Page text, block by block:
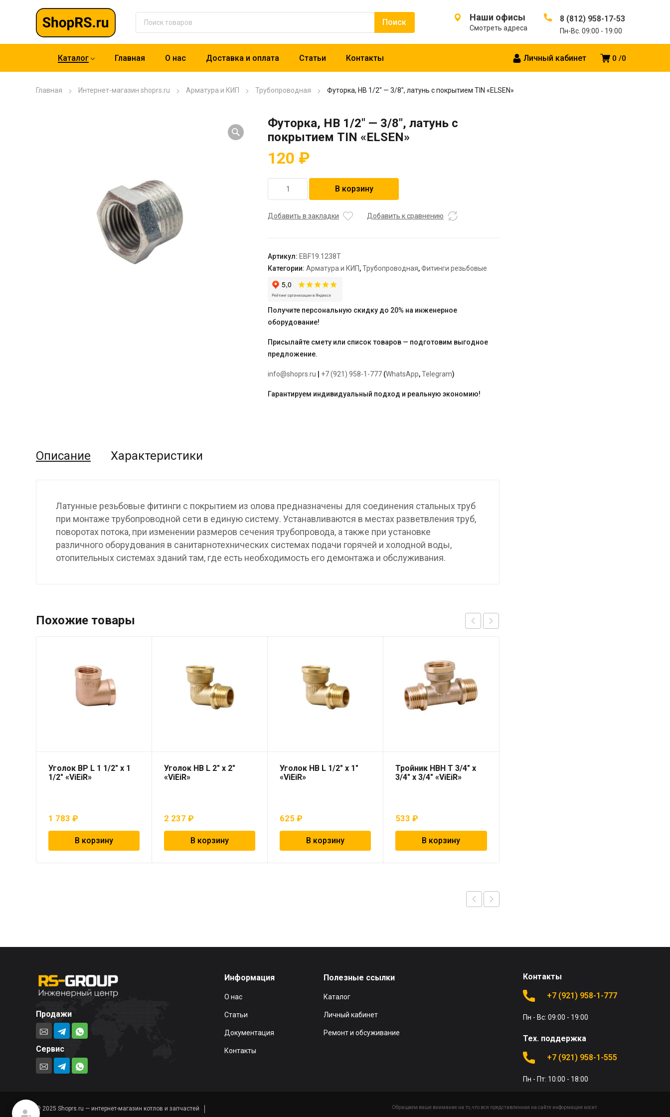
Наши офисы
Смотреть адреса
8 (812) 958-17-53
Пн-Вс. 09:00 - 19:00
0 0
Личный кабинет
Каталог Главная О нас Доставка и оплата Статьи Контакты
Главная Интернет-магазин shoprs.ru Арматура и КИП Трубопроводная Футорка, НВ 1/2″ — 3/8″, латунь с покрытием TIN «ELSEN»
Футорка, НВ 1/2″ — 3/8″, латунь с
покрытием TIN «ELSEN»
120 ₽
товара
НВ
латунь
с
покрытием
TIN
В корзину
Добавить в закладки Добавить к сравнению
Артикул: EBF19.1238T
Категории: Арматура и КИП,Трубопроводная,Фитинги резьбовые
Получите персональную скидку до 20% на инженерное
оборудование!
Присылайте смету или список товаров — подготовим выгодное
предложение.
info@shoprs.ru +7 (921) 958-1-777 (WhatsApp,Telegram)
Гарантируем индивидуальный подход и реальную экономию!
Описание Характеристики
Латунные резьбовые фитинги с покрытием из олова предназначены для соединения стальных труб
при монтаже трубопроводной сети в единую систему. Устанавливаются в местах разветвления труб,
поворотах потока, при изменении размеров сечения трубопровода, а также при установке
различного оборудования в санитарнотехнических системах подачи горячей и холодной воды,
отопительных системах зданий там, где есть необходимость его демонтажа и обслуживания.
Похожие товары
Уголок ВР L 1 1/2″ х 1
1/2″ «ViEiR»
1 783 ₽
В корзину
Уголок НВ L 2″ х 2″
«ViEiR»
2 237₽
В корзину
Уголок НВ L 1/2″ х 1″
«ViEiR»
625₽
В корзину
Тройник НВН T 3/4″ х
3/4″ х 3/4″ «ViEiR»
533₽
В корзину
Продажи
Сервис
Информация
О нас
Статьи
Документация
Контакты
Полезные ссылки
Каталог
Личный кабинет
Ремонт и обсуживание
Контакты
+7 (921) 958-1-777
Пн - Вс: 09:00 - 19:00
Тех. поддержка
+7 (921) 958-1-555
Пн - Пт: 10:00 - 18:00
© 2025 Shoprs.ru — интернет-магазин котлов и запчастей Обращаем ваше внимание на то, что вся представленная на сайте информация носит